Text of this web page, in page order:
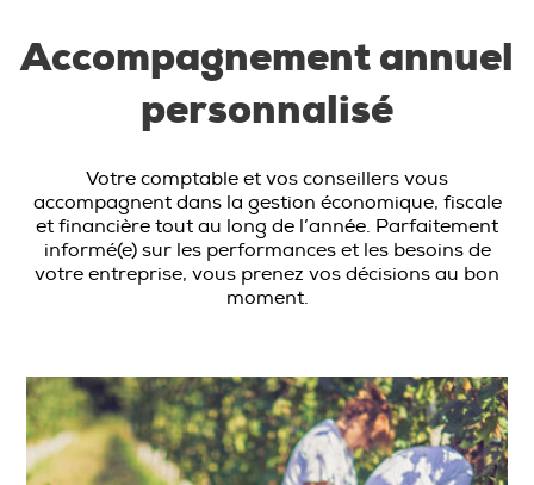
Accompagnement annuel
personnalisé
Votre comptable et vos conseillers vous
accompagnent dans la gestion économique, fiscale
et financière tout au long de l’année. Parfaitement
informé(e) sur les performances et les besoins de
votre entreprise, vous prenez vos décisions au bon
moment.